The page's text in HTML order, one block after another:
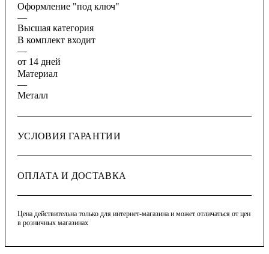
Оформление "под ключ"
—
Высшая категория
В комплект входит
—
от 14 дней
Материал
—
Металл
УСЛОВИЯ ГАРАНТИИ
ОПЛАТА И ДОСТАВКА
Цена действительна только для интернет-магазина и может отличаться от цен
в розничных магазинах